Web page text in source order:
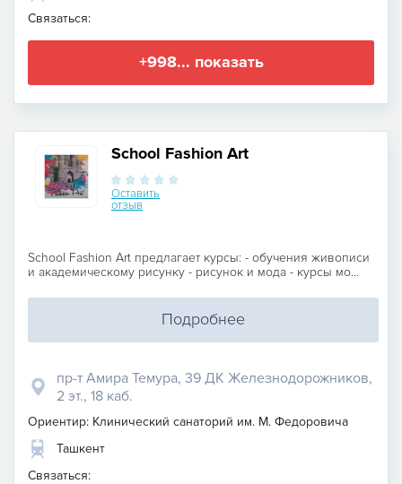
Связаться:
+998... показать
School Fashion Art
Оставить
отзыв
School Fashion Art предлагает курсы: - обучения живописи
и академическому рисунку - рисунок и мода - курсы мо...
Подробнее
пр-т Амира Темура, 39 ДК Железнодорожников,
2 эт., 18 каб.
Ориентир: Клинический санаторий им. М. Федоровича
Ташкент
Связаться: